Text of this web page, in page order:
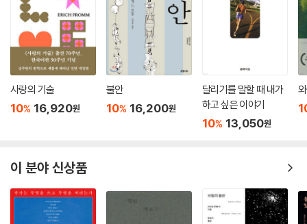
사랑의 기술
10% 16,920원
불안
10% 16,200원
달리기를 말할 때 내가
하고 싶은 이야기
10% 13,050원
이 분야 신상품